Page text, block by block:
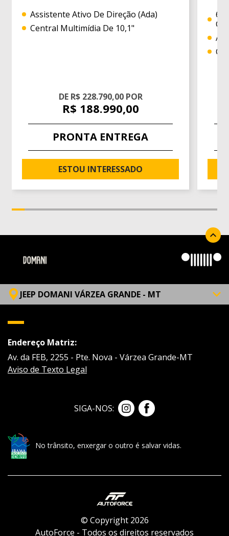
Assistente Ativo De Direção (ada)
Central Multimídia De 10,1"
DE R$ 228.790,00 POR
R$ 188.990,00
PRONTA ENTREGA
ESTOU INTERESSADO
6
Ar
JEEP DOMANI VÁRZEA GRANDE - MT
Endereço Matriz:
Av. da FEB, 2255 - Pte. Nova - Várzea Grande-MT
Aviso de Texto Legal
SIGA-NOS:
No trânsito, enxergar o outro é salvar vidas.
© Copyright 2026
AutoForce - Todos os direitos reservados